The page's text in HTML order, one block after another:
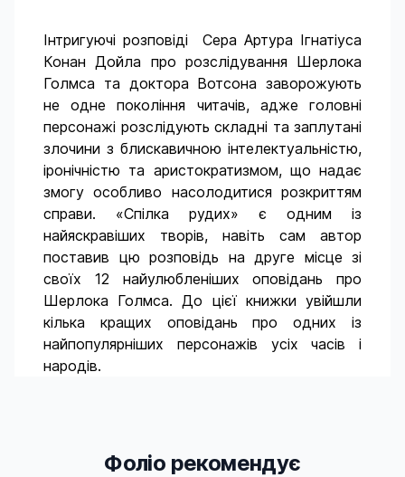
Інтригуючі розповіді Сера Артура Ігнатіуса
Конан Дойла про розслідування Шерлока
Голмса та доктора Вотсона заворожують
не одне покоління читачів, адже головні
персонажі розслідують складні та заплутані
злочини з блискавичною інтелектуальністю,
іронічністю та аристократизмом, що надає
змогу особливо насолодитися розкриттям
справи. «Спілка рудих» є одним із
найяскравіших творів, навіть сам автор
поставив цю розповідь на друге місце зі
своїх 12 найулюбленіших оповідань про
Шерлока Голмса. До цієї книжки увійшли
кілька кращих оповідань про одних із
найпопулярніших персонажів усіх часів і
народів.
Фоліо рекомендує